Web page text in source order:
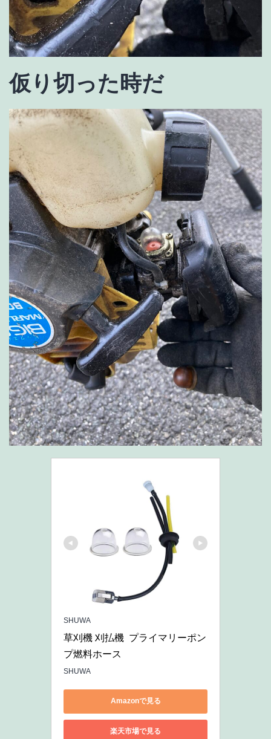
仮り切った時だ
SHUWA
草刈機 刈払機  プライマリーポン
プ燃料ホース
SHUWA
Amazonで見る
楽天市場で見る